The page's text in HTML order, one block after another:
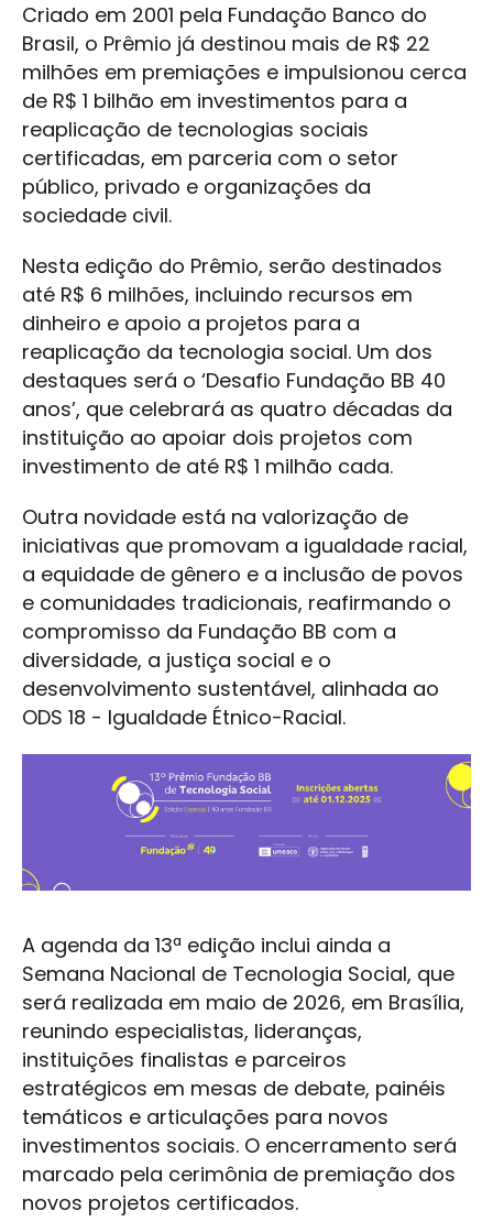
Criado em 2001 pela Fundação Banco do
Brasil, o Prêmio já destinou mais de R$ 22
milhões em premiações e impulsionou cerca
de R$ 1 bilhão em investimentos para a
reaplicação de tecnologias sociais
certificadas, em parceria com o setor
público, privado e organizações da
sociedade civil.
Nesta edição do Prêmio, serão destinados
até R$ 6 milhões, incluindo recursos em
dinheiro e apoio a projetos para a
reaplicação da tecnologia social. Um dos
destaques será o ‘Desafio Fundação BB 40
anos’, que celebrará as quatro décadas da
instituição ao apoiar dois projetos com
investimento de até R$ 1 milhão cada.
Outra novidade está na valorização de
iniciativas que promovam a igualdade racial,
a equidade de gênero e a inclusão de povos
e comunidades tradicionais, reafirmando o
compromisso da Fundação BB com a
diversidade, a justiça social e o
desenvolvimento sustentável, alinhada ao
ODS 18 - Igualdade Étnico-Racial.
A agenda da 13ª edição inclui ainda a
Semana Nacional de Tecnologia Social, que
será realizada em maio de 2026, em Brasília,
reunindo especialistas, lideranças,
instituições finalistas e parceiros
estratégicos em mesas de debate, painéis
temáticos e articulações para novos
investimentos sociais. O encerramento será
marcado pela cerimônia de premiação dos
novos projetos certificados.